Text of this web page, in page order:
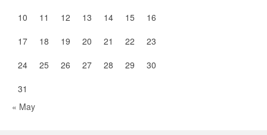
10
11 12 13 14 15
16
17
18 19 20 21 22
23
24
25 26 27 28 29
30
31
« May